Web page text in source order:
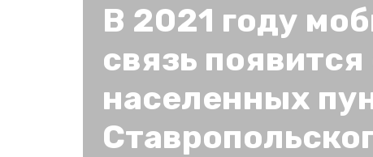
В 2021 году
связь
населенных